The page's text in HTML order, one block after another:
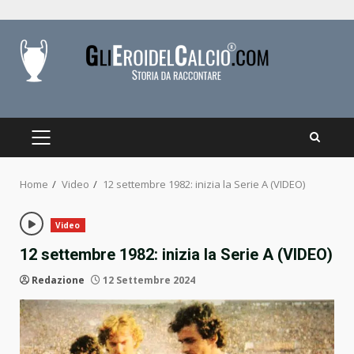
content
PRIMARY
Home Video 12 settembre 1982: inizia la Serie A (VIDEO)
Video
12 settembre 1982: inizia la Serie A (VIDEO)
Redazione 12 Settembre 2024